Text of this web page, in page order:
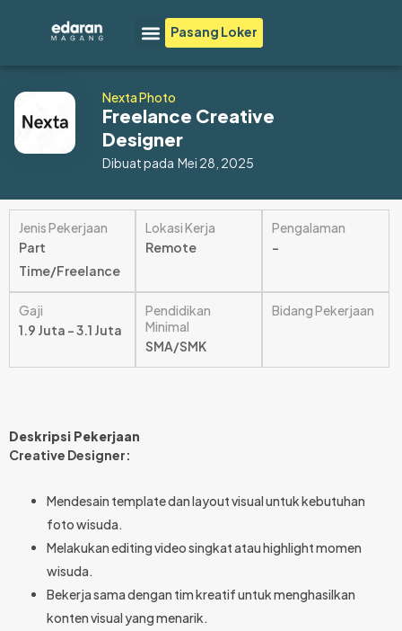
Menu
Pasang Loker
Nexta Photo
Freelance Creative
Designer
Dibuat pada Mei 28, 2025
Jenis Pekerjaan
Part
Time/Freelance
Lokasi Kerja
Remote
Pengalaman
–
Gaji
1.9 Juta – 3.1 Juta
Pendidikan
Minimal
SMA/SMK
Bidang Pekerjaan
Deskripsi Pekerjaan
Creative Designer:
Mendesain template dan layout visual untuk kebutuhan
foto wisuda.
Melakukan editing video singkat atau highlight momen
wisuda.
Bekerja sama dengan tim kreatif untuk menghasilkan
konten visual yang menarik.